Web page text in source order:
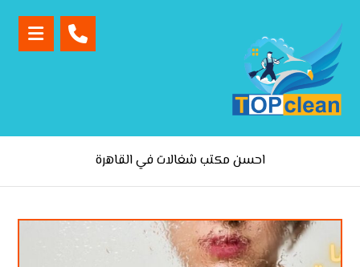
احسن مكتب شغالات في القاهرة